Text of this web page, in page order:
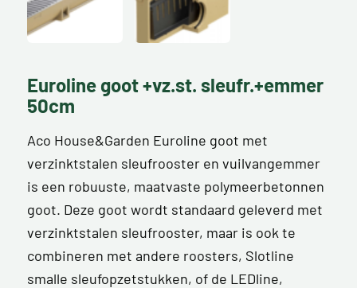
Euroline goot +vz.st. sleufr.+emmer
50cm
Aco House&Garden Euroline goot met
verzinktstalen sleufrooster en vuilvangemmer
is een robuuste, maatvaste polymeerbetonnen
goot. Deze goot wordt standaard geleverd met
verzinktstalen sleufrooster, maar is ook te
combineren met andere roosters, Slotline
smalle sleufopzetstukken, of de LEDline,